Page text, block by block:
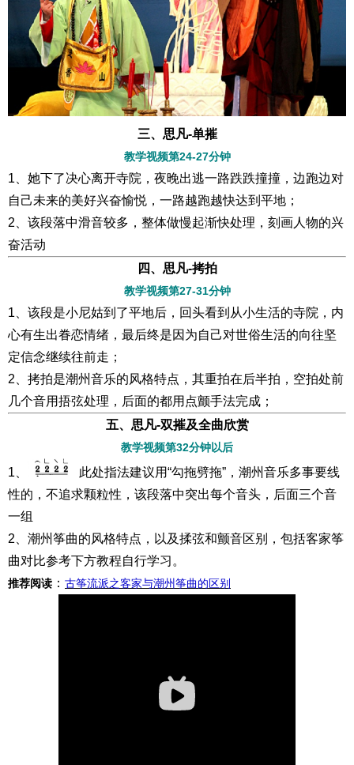
三、思凡-单摧
教学视频第24-27分钟
1、她下了决心离开寺院，夜晚出逃一路跌跌撞撞，边跑边对
自己未来的美好兴奋愉悦，一路越跑越快达到平地；
2、该段落中滑音较多，整体做慢起渐快处理，刻画人物的兴
奋活动
四、思凡-拷拍
教学视频第27-31分钟
1、该段是小尼姑到了平地后，回头看到从小生活的寺院，内
心有生出眷恋情绪，最后终是因为自己对世俗生活的向往坚
定信念继续往前走；
2、拷拍是潮州音乐的风格特点，其重拍在后半拍，空拍处前
几个音用捂弦处理，后面的都用点颤手法完成；
五、思凡-双摧及全曲欣赏
教学视频第32分钟以后
1、
此处指法建议用“勾拖劈拖”，潮州音乐多事要线
性的，不追求颗粒性，该段落中突出每个音头，后面三个音
一组
2、潮州筝曲的风格特点，以及揉弦和颤音区别，包括客家筝
曲对比参考下方教程自行学习。
推荐阅读 ： 古筝流派之客家与潮州筝曲的区别